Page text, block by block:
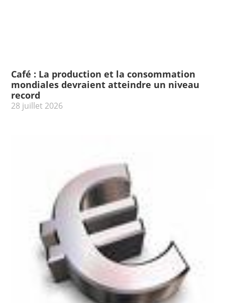
Café : La production et la consommation
mondiales devraient atteindre un niveau
record
28 juillet 2026